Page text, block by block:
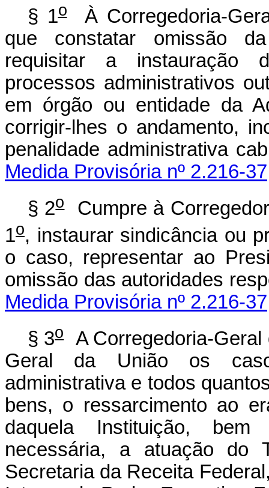
§ 1oÀ Corregedoria-
que constatar omissão
requisitar a instauração
processos administrativos
em órgão ou entidade da
corrigir-lhes o andamento,
penalidade
Medida Provisória nº 2.216-
§ 2oCumpre à
1o, instaurar sindicância ou
o caso, representar ao
omissão das
Medida Provisória nº 2.216-
§ 3oA Corregedoria-Geral
Geral da União os
administrativa e todos
bens, o ressarcimento ao
daquela Instituição,
necessária, a atuação do
Secretaria da Receita